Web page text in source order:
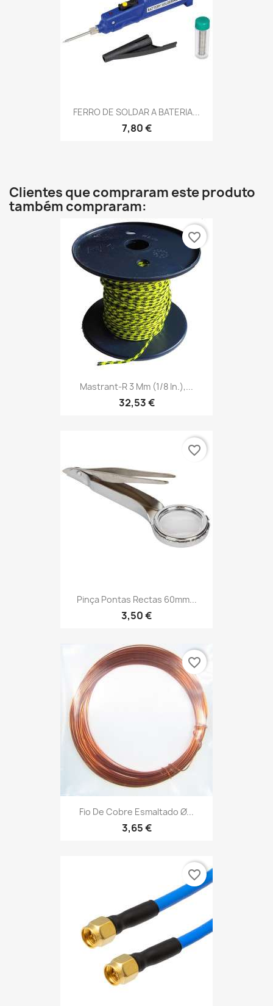
FERRO DE SOLDAR A BATERIA...
7,80 €
Clientes que compraram este produto
também compraram:
Mastrant-R 3 Mm (1/8 In.),...
32,53 €
favorite_border
Pinça Pontas Rectas 60mm...
3,50 €
favorite_border
Fio De Cobre Esmaltado Ø...
3,65 €
favorite_border
favorite_border